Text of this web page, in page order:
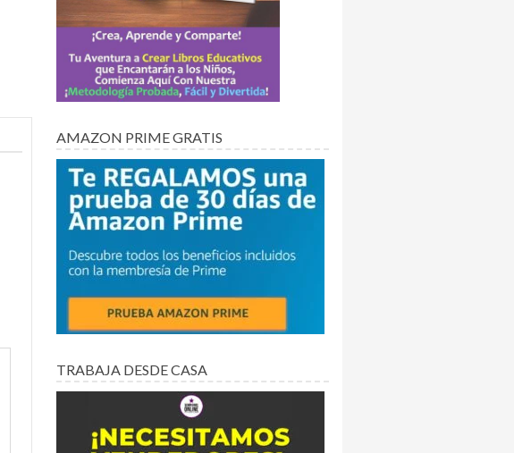
AMAZON PRIME GRATIS
TRABAJA DESDE CASA